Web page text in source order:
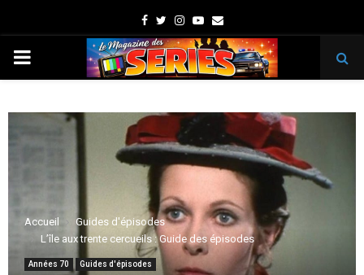
Facebook
TwitterInstagram
Youtube
Email
PRIMARY
Accueil
Guides d'épisodes
L’île aux trente cercueils : Guide des épisodes
Années 70 Guides d'épisodes